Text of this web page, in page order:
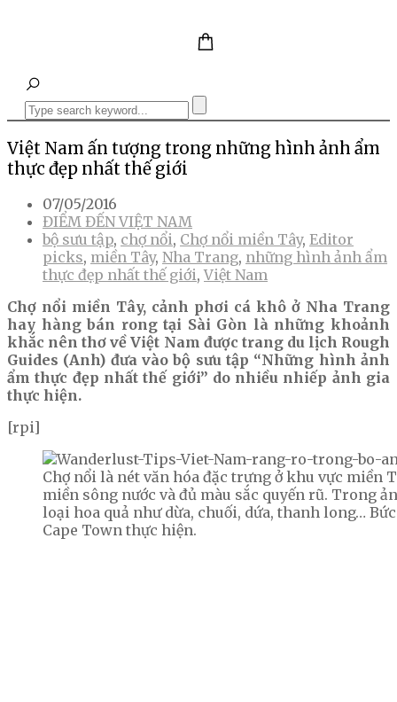
Việt Nam ấn tượng trong những hình ảnh ẩm
thực đẹp nhất thế giới
07/05/2016
ĐIỂM ĐẾN VIỆT NAM
bộ sưu tập, chợ nổi, Chợ nổi miền Tây, Editor
picks, miền Tây, Nha Trang, những hình ảnh ẩm
thực đẹp nhất thế giới,Việt Nam
Chợ nổi miền Tây, cảnh phơi cá khô ở Nha Trang
hay hàng bán rong tại Sài Gòn là những khoảnh
khắc nên thơ về Việt Nam được trang du lịch Rough
Guides (Anh) đưa vào bộ sưu tập “Những hình ảnh
ẩm thực đẹp nhất thế giới” do nhiều nhiếp ảnh gia
thực hiện.
[rpi]
Chợ nổi là nét văn hóa đặc trưng ở khu vực miền
miền sông nước và đủ màu sắc quyến rũ. Trong
loại hoa quả như dừa, chuối, dứa, thanh long…
Cape Town thực hiện.